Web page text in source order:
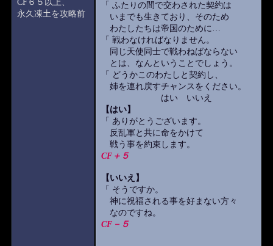
永久凍土を攻略前
「 ふたりの間で交わされた契約は
いまでも生きており、そのため
わたしたちは帝国のために…
「 戦わなければなりません。
同じ天使同士で戦わねばならない
とは、なんということでしょう。
「 どうかこのわたしと契約し、
姉を連れ戻すチャンスをください。
はい いいえ
【はい】
「 ありがとうございます。
反乱軍と共に命をかけて
戦う事を約束します。
CF＋５
【いいえ】
「 そうですか。
神に祝福される事を好まない方々
なのですね。
CF－５